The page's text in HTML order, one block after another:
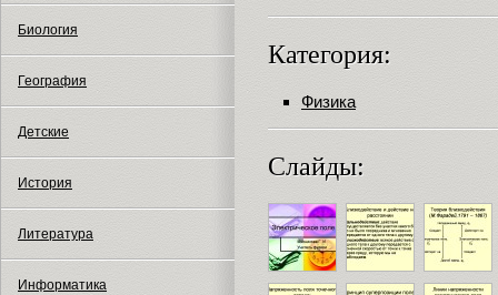
Биология
География
Детские
История
Литература
Информатика
Категория:
Физика
Слайды: